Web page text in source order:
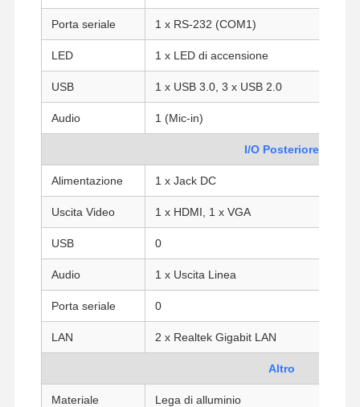
Qualità
Firewall Mini PC
Mini PC industriale
Porta seriale 1 x RS-232 (COM1)
LED 1 x LED di accensione
USB 1 x USB 3.0, 3 x USB 2.0
Audio 1 (Mic-in)
I/O Posteriore
Alimentazione 1 x Jack DC
Uscita Video 1 x HDMI, 1 x VGA
USB 0
Audio 1 x Uscita Linea
Porta seriale 0
LAN 2 x Realtek Gigabit LAN
Altro
Materiale Lega di alluminio